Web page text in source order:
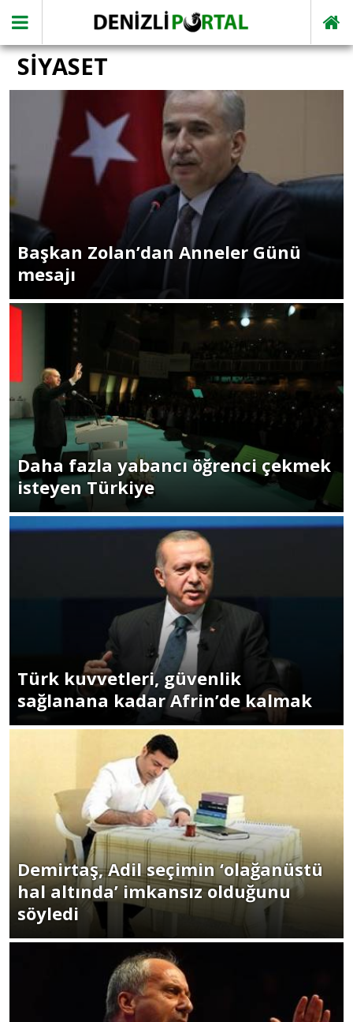
SİYASET
Başkan Zolan’dan Anneler Günü
mesajı
Daha fazla yabancı öğrenci çekmek
isteyen Türkiye
Türk kuvvetleri, güvenlik
sağlanana kadar Afrin’de kalmak
Demirtaş, Adil seçimin ‘olağanüstü
hal altında’ imkansız olduğunu
söyledi